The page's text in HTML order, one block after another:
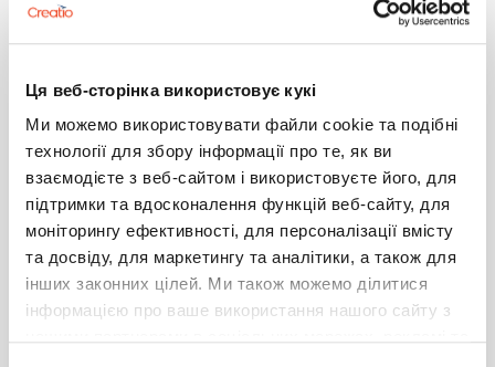
Ця веб-сторінка використовує кукі
Ми можемо використовувати файли cookie та подібні
технології для збору інформації про те, як ви
взаємодієте з веб-сайтом і використовуєте його, для
підтримки та вдосконалення функцій веб-сайту, для
моніторингу ефективності, для персоналізації вмісту
та досвіду, для маркетингу та аналітики, а також для
інших законних цілей. Ми також можемо ділитися
інформацією про ваше використання нашого сайту з
поиске схему, независимо от того, является она
Anastasiia Marushenko
17 мая 2022 13:10
0
Здравствуйте!
Спасибо за обращение.
При данном запросе вызывается та версия процесса,
название которой вписано как аргумент функции, даже
если версия не актуальна.
С уважением,